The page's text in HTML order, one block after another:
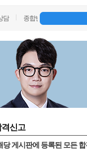
담 종합반 방문상담
격신고
당 게시판에 등록된 모든